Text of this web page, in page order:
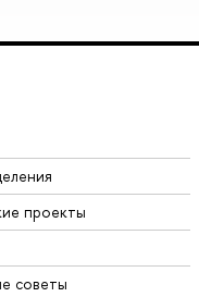
проекты
советы